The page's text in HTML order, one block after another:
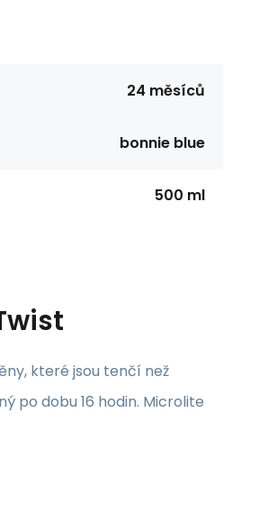
24 měsíců
bonnie blue
500 ml
které jsou tenčí než
po dobu 16 hodin. Microlite